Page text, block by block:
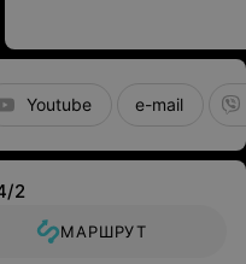
Youtube e-mail
2
МАРШРУТ